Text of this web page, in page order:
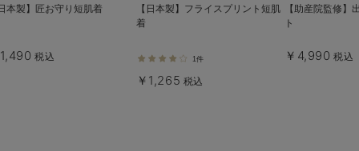
本製】匠お守り短肌着
税込
【日本製】フライスプリント短肌
着
1件
￥1,265 税込
【助産院監修】
ト
￥4,990 税込